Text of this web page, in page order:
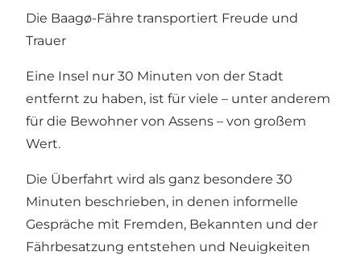
Die Baagø-Fähre transportiert Freude und
Trauer
Eine Insel nur 30 Minuten von der Stadt
entfernt zu haben, ist für viele – unter anderem
für die Bewohner von Assens – von großem
Wert.
Die Überfahrt wird als ganz besondere 30
Minuten beschrieben, in denen informelle
Gespräche mit Fremden, Bekannten und der
Fährbesatzung entstehen und Neuigkeiten